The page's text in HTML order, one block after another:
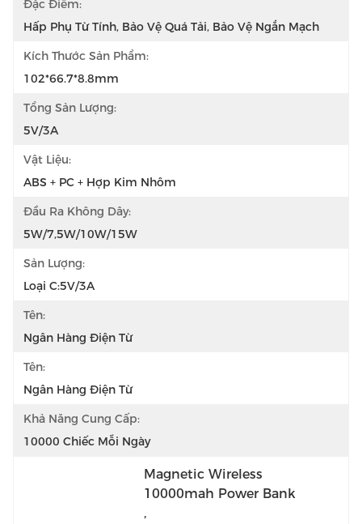
Đặc Điểm:
Hấp Phụ Từ Tính, Bảo Vệ Quá Tải, Bảo Vệ Ngắn Mạch
Kích Thước Sản Phẩm:
102*66.7*8.8mm
Tổng Sản Lượng:
5V/3A
Vật Liệu:
ABS + PC + Hợp Kim Nhôm
Đầu Ra Không Dây:
5W/7,5W/10W/15W
Sản Lượng:
Loại C:5V/3A
Tên:
Ngân Hàng Điện Từ
Tên:
Ngân Hàng Điện Từ
Khả Năng Cung Cấp:
10000 Chiếc Mỗi Ngày
Magnetic Wireless
10000mah Power Bank
,